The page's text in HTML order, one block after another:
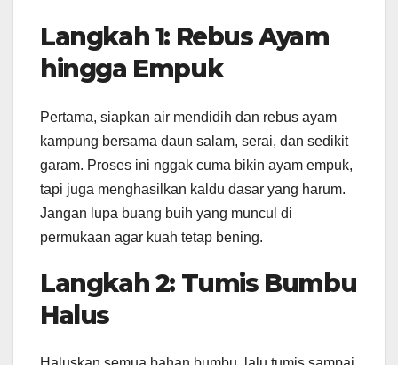
Langkah 1: Rebus Ayam
hingga Empuk
Pertama, siapkan air mendidih dan rebus ayam
kampung bersama daun salam, serai, dan sedikit
garam. Proses ini nggak cuma bikin ayam empuk,
tapi juga menghasilkan kaldu dasar yang harum.
Jangan lupa buang buih yang muncul di
permukaan agar kuah tetap bening.
Langkah 2: Tumis Bumbu
Halus